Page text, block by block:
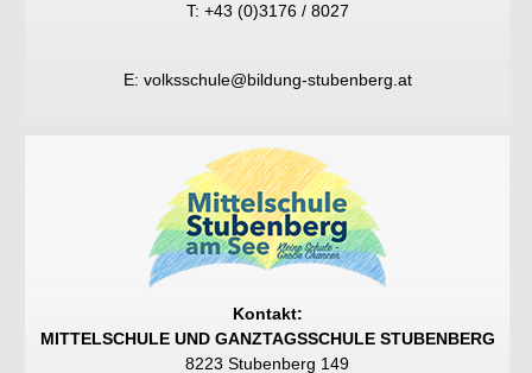
T: +43 (0)3176 / 8027
E: volksschule@bildung-stubenberg.at
Kontakt:
MITTELSCHULE UND GANZTAGSSCHULE STUBENBERG
8223 Stubenberg 149